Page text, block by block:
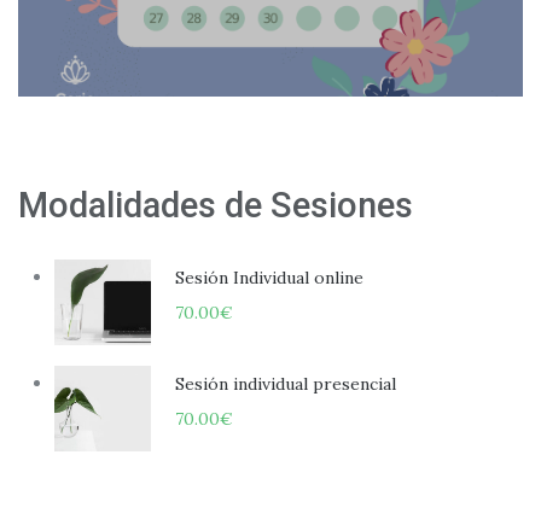
Modalidades de Sesiones
Sesión Individual online
70.00€
Sesión individual presencial
70.00€